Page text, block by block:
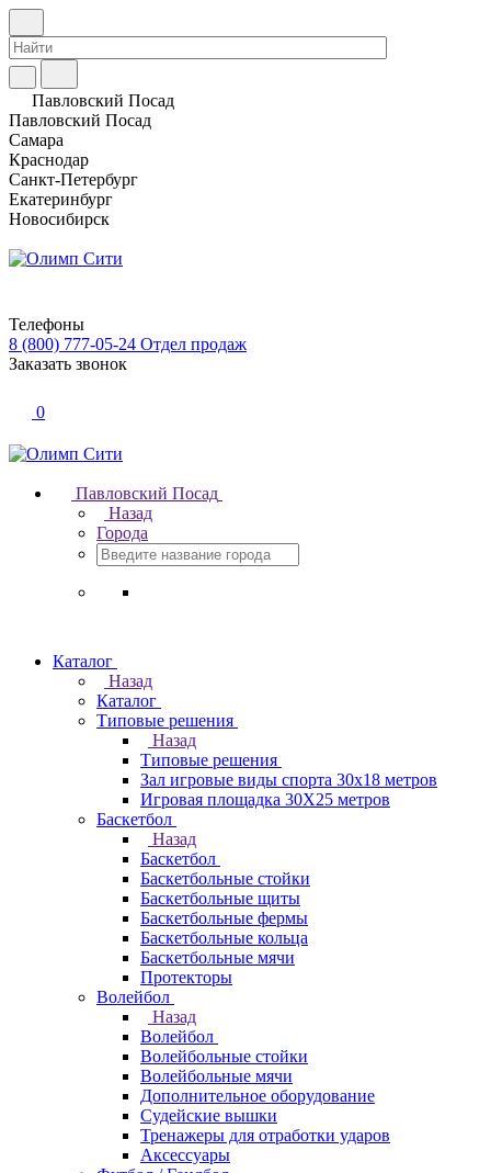
Павловский Посад
Павловский Посад
Самара
Краснодар
Санкт-Петербург
Екатеринбург
Новосибирск
Телефоны
8 (800) 777-05-24 Отдел продаж
Заказать звонок
0
Павловский Посад
Назад
Города
Каталог
Назад
Каталог
Типовые решения
Назад
Типовые решения
Зал игровые виды спорта 30x18 метров
Игровая площадка 30Х25 метров
Баскетбол
Назад
Баскетбол
Баскетбольные стойки
Баскетбольные щиты
Баскетбольные фермы
Баскетбольные кольца
Баскетбольные мячи
Протекторы
Волейбол
Назад
Волейбол
Волейбольные стойки
Волейбольные мячи
Дополнительное оборудование
Судейские вышки
Тренажеры для отработки ударов
Аксессуары